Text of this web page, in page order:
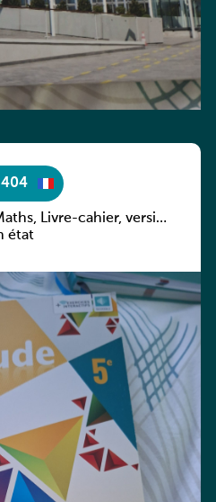
Livre-cahier, version
état